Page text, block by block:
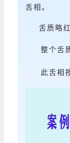
舌相。
舌质略
整个舌
此舌相